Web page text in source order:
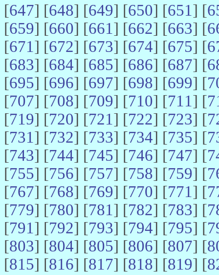
[647] [648] [649] [650] [651] [
[659] [660] [661] [662] [663] [
[671] [672] [673] [674] [675] [
[683] [684] [685] [686] [687] [
[695] [696] [697] [698] [699] [
[707] [708] [709] [710] [711] [
[719] [720] [721] [722] [723] [
[731] [732] [733] [734] [735] [
[743] [744] [745] [746] [747] [
[755] [756] [757] [758] [759] [
[767] [768] [769] [770] [771] [
[779] [780] [781] [782] [783] [
[791] [792] [793] [794] [795] [
[803] [804] [805] [806] [807] [
[815] [816] [817] [818] [819] [